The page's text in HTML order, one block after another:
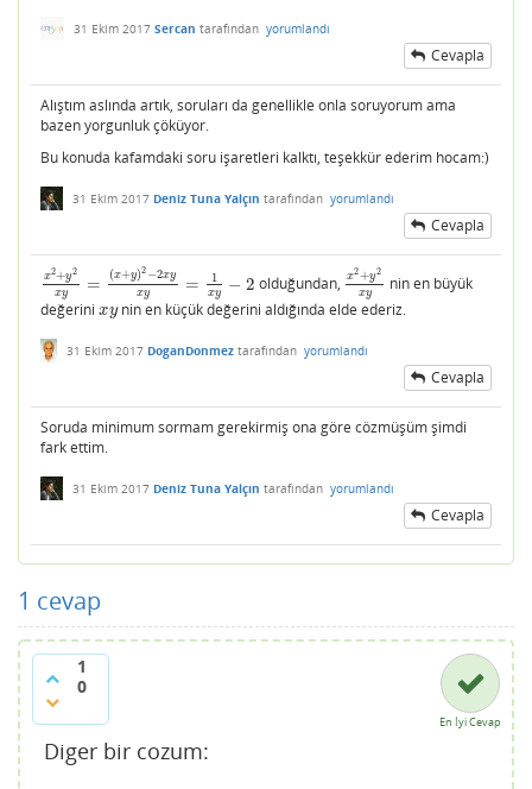
31 Ekim 2017 Sercan tarafından yorumlandı
Cevapla
Alıştım aslında artık, soruları da genellikle onla soruyorum ama
bazen yorgunluk çöküyor.
Bu konuda kafamdaki soru işaretleri kalktı, teşekkür ederim hocam:)
31 Ekim 2017 Deniz Tuna Yalçın tarafından yorumlandı
Cevapla
x2+y2
xy = (x+y)2 −2xy
xy = 1
xy − 2
x2+y2 y= x+y)2−2xyx y=1 xy− 2 olduğundan, x2+y2
xy
x2+y2x y
nin en büyük
değerini xy
xy nin en küçük değerini aldığında elde ederiz.
31 Ekim 2017 DoganDonmez tarafından yorumlandı
Cevapla
Soruda minimum sormam gerekirmiş ona göre cözmüşüm şimdi
fark ettim.
31 Ekim 2017 Deniz Tuna Yalçın tarafından yorumlandı
Cevapla
1 cevap
1
0
En İyi Cevap
Diger bir cozum: